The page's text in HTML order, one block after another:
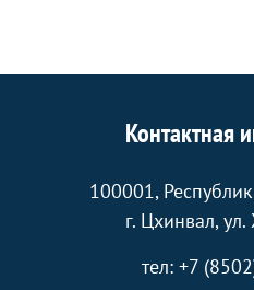
Контактная
100001,
г. Цхинвал, ул.
тел: +7